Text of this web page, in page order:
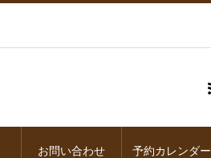
お問い合わせ 予約カレンダー